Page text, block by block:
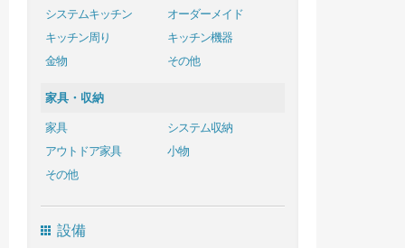
システムキッチン
オーダーメイド
キッチン周り
キッチン機器
金物
その他
家具・収納
家具
システム収納
アウトドア家具
小物
その他
設備